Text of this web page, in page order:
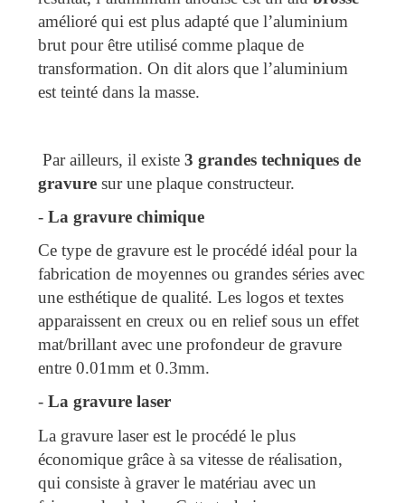
amélioré qui est plus adapté que l’aluminium
brut pour être utilisé comme plaque de
transformation. On dit alors que l’aluminium
est teinté dans la masse.
Par ailleurs, il existe 3 grandes techniques de
gravure sur une plaque constructeur.
- La gravure chimique
Ce type de gravure est le procédé idéal pour la
fabrication de moyennes ou grandes séries avec
une esthétique de qualité. Les logos et textes
apparaissent en creux ou en relief sous un effet
mat/brillant avec une profondeur de gravure
entre 0.01mm et 0.3mm.
- La gravure laser
La gravure laser est le procédé le plus
économique grâce à sa vitesse de réalisation,
qui consiste à graver le matériau avec un